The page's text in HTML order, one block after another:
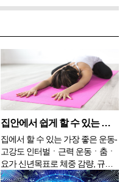
라고 대답을 해서 어린 시절의 비
좀 더 이해하기 쉽게 보아구렁이의
뱃속을 볼 수 있도록 다시 그립니
다. 욕심 많은 뱀의 뱃속...
집안에서 쉽게 할 수 있는 운동 4가지
집에서 할 수 있는 가장 좋은 운동-
고강도 인터벌ㆍ근력 운동ㆍ춤ㆍ
요가 신년목표로 체중 감량, 규칙
적인 운동을 생각하는 것은 해가